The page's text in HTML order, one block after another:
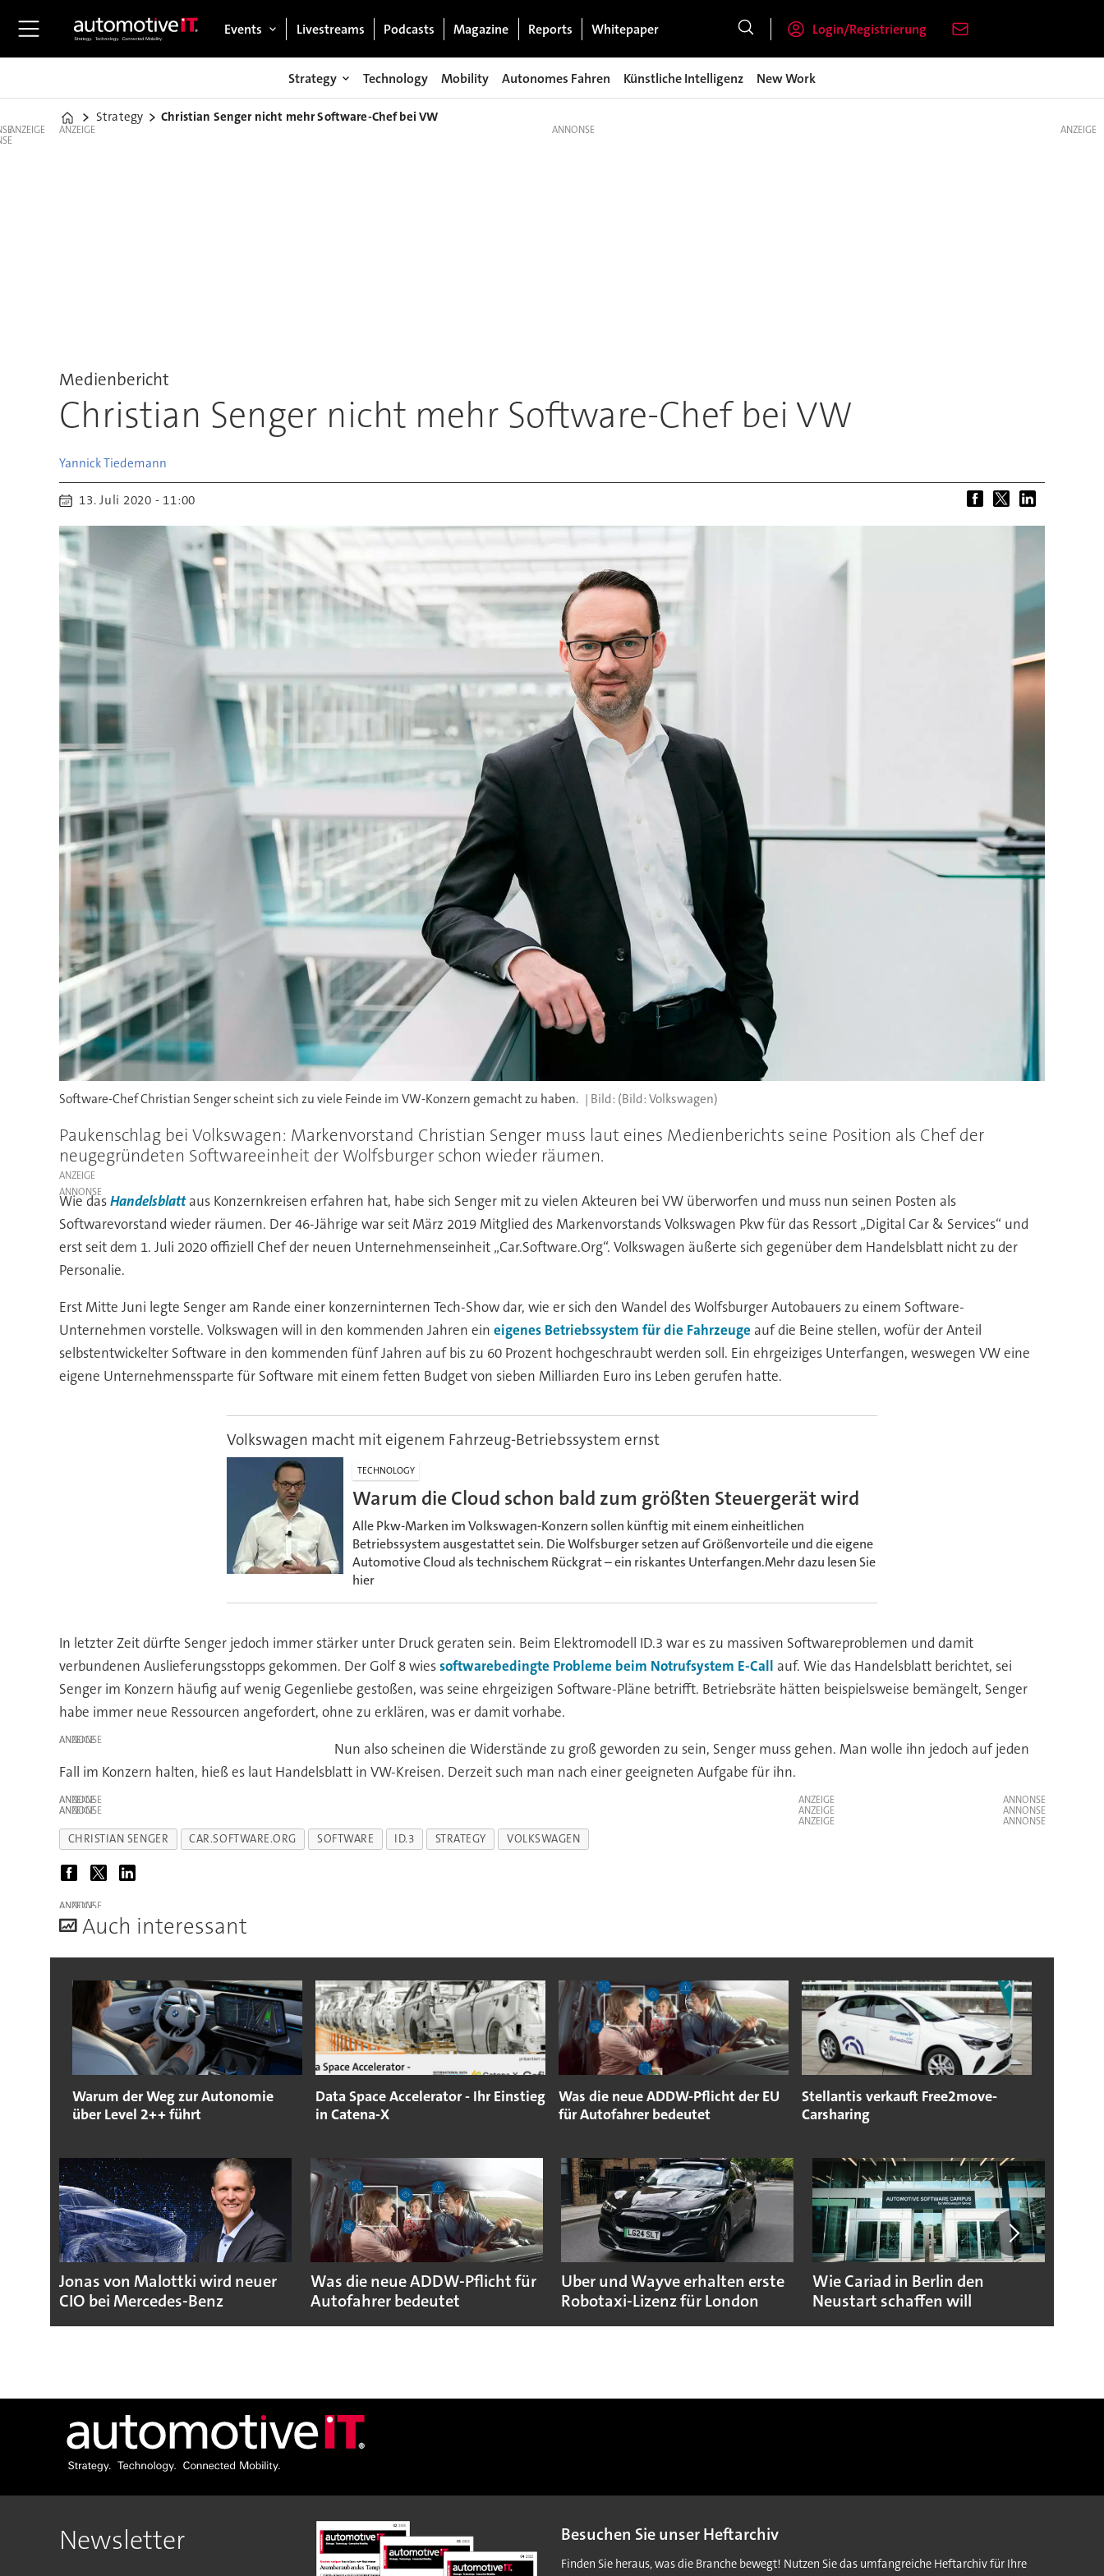
Events Livestreams Podcasts Magazine Reports Whitepaper Login/Registrierung
Strategy Technology Mobility Autonomes Fahren Künstliche Intelligenz New Work
Home
Strategy Christian Senger nicht mehr Software-Chef bei VW
ANZEIGE ANZEIGE
Medienbericht
Christian Senger nicht mehr Software-Chef bei VW
YannickTiedemann
13. Juli 2020 - 11:00
Software-Chef Christian Senger scheint sich zu viele Feinde im VW-Konzern gemacht zu haben. (Bild: Volkswagen)
Paukenschlag bei Volkswagen: Markenvorstand Christian Senger muss laut eines Medienberichts seine Position als Chef der
neugegründeten Softwareeinheit der Wolfsburger schon wieder räumen.
ANZEIGE
Wie dasHandelsblattaus Konzernkreisen erfahren hat, habe sich Senger mit zu vielen Akteuren bei VW überworfen und muss nun seinen Posten als
Softwarevorstand wieder räumen. Der 46-Jährige war seit März 2019 Mitglied des Markenvorstands Volkswagen Pkw für das Ressort „Digital Car & Services“ und
erst seit dem 1. Juli 2020 offiziell Chef der neuen Unternehmenseinheit „Car.Software.Org“. Volkswagen äußerte sich gegenüber dem Handelsblatt nicht zu der
Personalie.
Erst Mitte Juni legte Senger am Rande einer konzerninternen Tech-Show dar, wie er sich den Wandel des Wolfsburger Autobauers zu einem Software-
Unternehmen vorstelle. Volkswagen will in den kommenden Jahren ein eigenes Betriebssystem für die Fahrzeuge auf die Beine stellen, wofür der Anteil
selbstentwickelter Software in den kommenden fünf Jahren auf bis zu 60 Prozent hochgeschraubt werden soll. Ein ehrgeiziges Unterfangen, weswegen VW eine
eigene Unternehmenssparte für Software mit einem fetten Budget von sieben Milliarden Euro ins Leben gerufen hatte.
Volkswagen macht mit eigenem Fahrzeug-Betriebssystem ernst
TECHNOLOGY
Warum die Cloud schon bald zum größten Steuergerät wird
Alle Pkw-Marken im Volkswagen-Konzern sollen künftig mit einem einheitlichen
Betriebssystem ausgestattet sein. Die Wolfsburger setzen auf Größenvorteile und die eigene
Automotive Cloud als technischem Rückgrat – ein riskantes Unterfangen.Mehr dazu lesen Sie
hier
In letzter Zeit dürfte Senger jedoch immer stärker unter Druck geraten sein. Beim Elektromodell ID.3 war es zu massiven Softwareproblemen und damit
verbundenen Auslieferungsstopps gekommen. Der Golf 8 wiessoftwarebedingte Probleme beim Notrufsystem E-Call auf. Wie das Handelsblatt berichtet, sei
Senger im Konzern häufig auf wenig Gegenliebe gestoßen, was seine ehrgeizigen Software-Pläne betrifft. Betriebsräte hätten beispielsweise bemängelt, Senger
habe immer neue Ressourcen angefordert, ohne zu erklären, was er damit vorhabe.
ANZEIGE
Nun also scheinen die Widerstände zu groß geworden zu sein, Senger muss gehen. Man wolle ihn jedoch auf jeden
Fall im Konzern halten, hieß es laut Handelsblatt in VW-Kreisen. Derzeit such man nach einer geeigneten Aufgabe für ihn.
ANZEIGE
ANZEIGE
ANZEIGE
ANZEIGE
ANZEIGE
CHRISTIAN SENGER CAR.SOFTWARE.ORG SOFTWARE ID.3 STRATEGY VOLKSWAGEN
ANZEIGE
Auch interessant
Warum der Weg zur Autonomie
über Level 2++ führt
Data Space Accelerator - Ihr Einstieg
in Catena-X
Was die neue ADDW-Pflicht der EU
für Autofahrer bedeutet
Stellantis verkauft Free2move-
Carsharing
Jonas von Malottki wird neuer
CIO bei Mercedes-Benz
Was die neue ADDW-Pflicht für
Autofahrer bedeutet
Uber und Wayve erhalten erste
Robotaxi-Lizenz für London
Wie Cariad in Berlin den
Neustart schaffen will
ANZEIGE
Newsletter Besuchen Sie unser Heftarchiv
Finden Sie heraus, was die Branche bewegt! Nutzen Sie das umfangreiche Heftarchiv für Ihre